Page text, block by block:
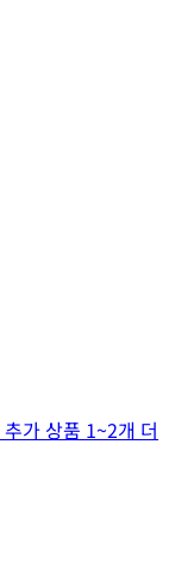
가 상품 1~2개 더